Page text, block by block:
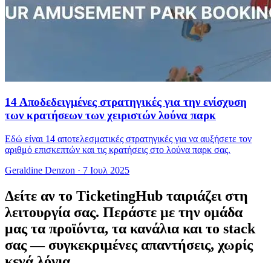
14 Αποδεδειγμένες στρατηγικές για την ενίσχυση
των κρατήσεων των χειριστών λούνα παρκ
Εδώ είναι 14 αποτελεσματικές στρατηγικές για να αυξήσετε τον
αριθμό επισκεπτών και τις κρατήσεις στο λούνα παρκ σας.
Geraldine Denzon · 7 Ιουλ 2025
Δείτε αν το TicketingHub ταιριάζει στη
λειτουργία σας. Περάστε με την ομάδα
μας τα προϊόντα, τα κανάλια και το stack
σας — συγκεκριμένες απαντήσεις, χωρίς